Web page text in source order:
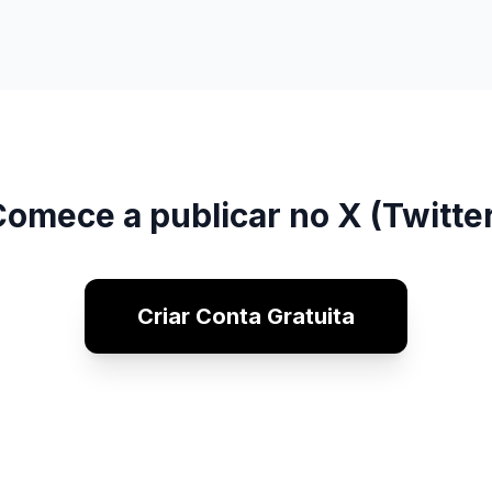
a publicar no X
Criar Conta Gratuita